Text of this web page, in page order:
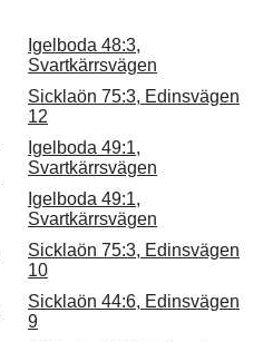
Igelboda 48:3,
Svartkärrsvägen
Sicklaön 75:3, Edinsvägen
12
Igelboda 49:1,
Svartkärrsvägen
Igelboda 49:1,
Svartkärrsvägen
Sicklaön 75:3, Edinsvägen
10
Sicklaön 44:6, Edinsvägen
9